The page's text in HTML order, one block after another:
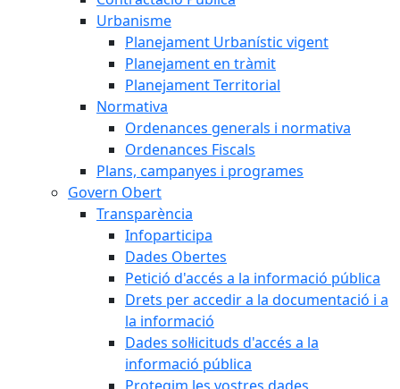
Urbanisme
Planejament Urbanístic vigent
Planejament en tràmit
Planejament Territorial
Normativa
Ordenances generals i normativa
Ordenances Fiscals
Plans, campanyes i programes
Govern Obert
Transparència
Infoparticipa
Dades Obertes
Petició d'accés a la informació pública
Drets per accedir a la documentació i a
la informació
Dades sol·licituds d'accés a la
informació pública